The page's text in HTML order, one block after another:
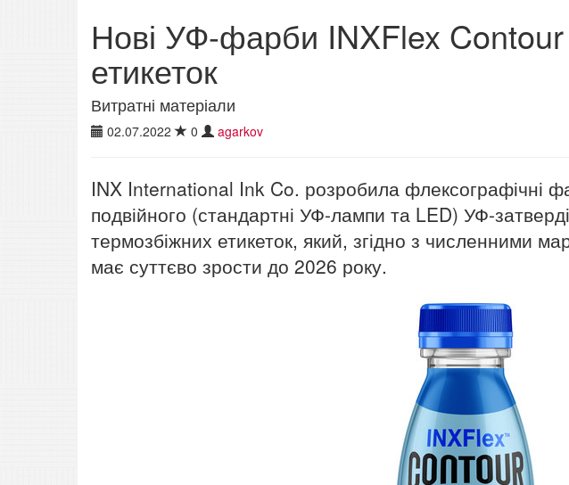
Нові УФ-фарби INXFlex
етикеток
Витратні матеріали
02.07.2022 0 agarkov
INX International Ink Co. розробила флексографічні
подвійного (стандартні УФ-лампи та LED) УФ-
термозбіжних етикеток, який, згідно з численними
має суттєво зрости до 2026 року.